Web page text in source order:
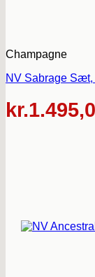
Champagne
NV Sabrage Sæt,
kr.